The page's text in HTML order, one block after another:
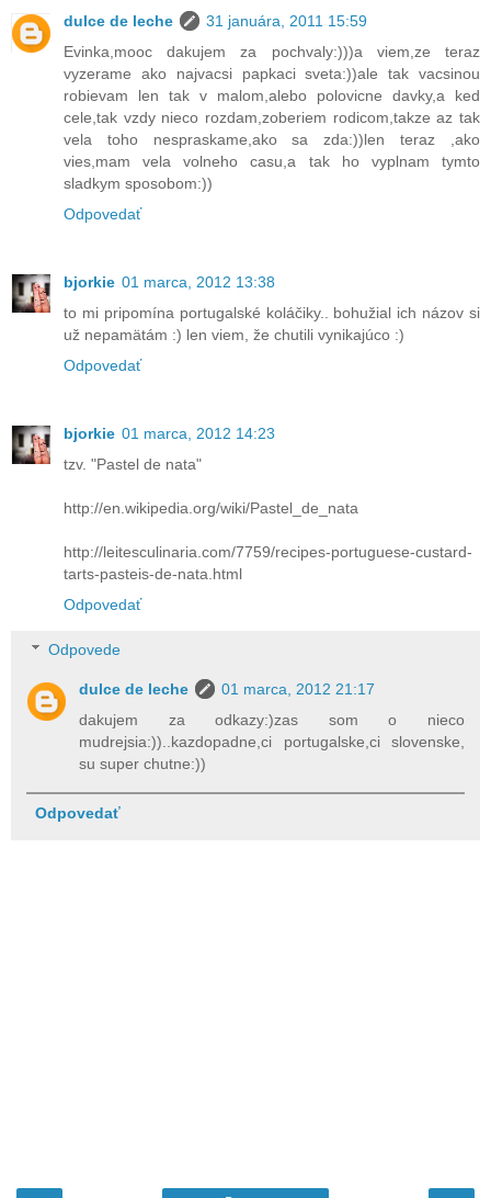
dulce de leche
31 januára, 2011 15:59
Evinka,mooc dakujem za pochvaly:)))a viem,ze teraz
vyzerame ako najvacsi papkaci sveta:))ale tak vacsinou
robievam len tak v malom,alebo polovicne davky,a ked
cele,tak vzdy nieco rozdam,zoberiem rodicom,takze az tak
vela toho nespraskame,ako sa zda:))len teraz ,ako
vies,mam vela volneho casu,a tak ho vyplnam tymto
sladkym sposobom:))
Odpovedať
bjorkie 01 marca, 2012 13:38
to mi pripomína portugalské koláčiky.. bohužial ich názov si
už nepamätám :) len viem, že chutili vynikajúco :)
Odpovedať
bjorkie 01 marca, 2012 14:23
tzv. "Pastel de nata"
http://en.wikipedia.org/wiki/Pastel_de_nata
http://leitesculinaria.com/7759/recipes-portuguese-custard-
tarts-pasteis-de-nata.html
Odpovedať
Odpovede
dulce de leche
01 marca, 2012 21:17
dakujem za odkazy:)zas som o nieco
mudrejsia:))..kazdopadne,ci portugalske,ci slovenske,
su super chutne:))
Odpovedať